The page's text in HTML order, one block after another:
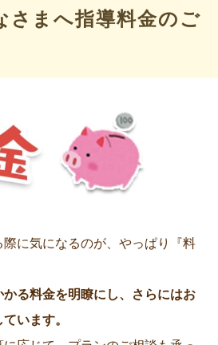
さまへ指導料金のご
に気になるのが、やっぱり『料
かる料金を明瞭にし、さらにはお
います。